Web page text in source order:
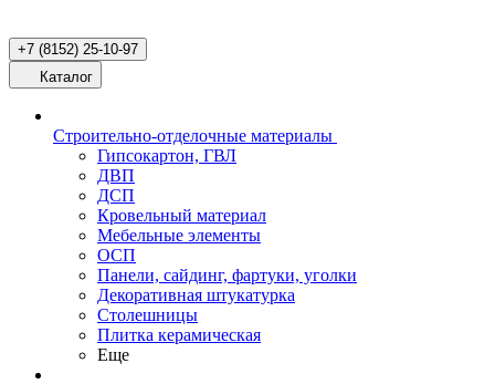
+7 (8152) 25-10-97
Каталог
Строительно-отделочные материалы
Гипсокартон, ГВЛ
ДВП
ДСП
Кровельный материал
Мебельные элементы
ОСП
Панели, сайдинг, фартуки, уголки
Декоративная штукатурка
Столешницы
Плитка керамическая
Еще